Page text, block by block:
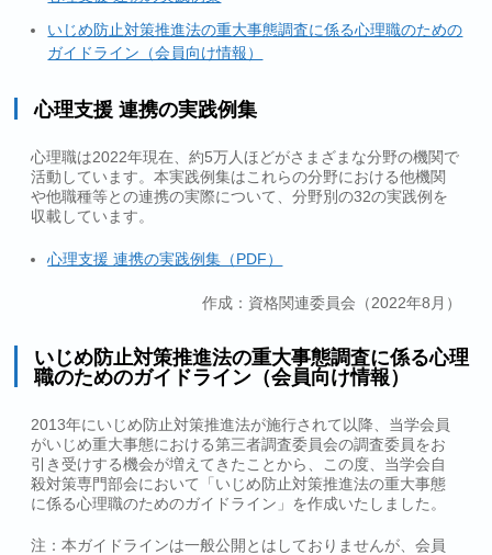
いじめ防止対策推進法の重大事態調査に係る心理職のための
ガイドライン（会員向け情報）
心理支援 連携の実践例集
心理職は2022年現在、約5万人ほどがさまざまな分野の機関で
活動しています。本実践例集はこれらの分野における他機関
や他職種等との連携の実際について、分野別の32の実践例を
収載しています。
心理支援 連携の実践例集（PDF）
作成：資格関連委員会（2022年8月）
いじめ防止対策推進法の重大事態調査に係る心理
職のためのガイドライン（会員向け情報）
2013年にいじめ防止対策推進法が施行されて以降、当学会員
がいじめ重大事態における第三者調査委員会の調査委員をお
引き受けする機会が増えてきたことから、この度、当学会自
殺対策専門部会において「いじめ防止対策推進法の重大事態
に係る心理職のためのガイドライン」を作成いたしました。
注：本ガイドラインは一般公開とはしておりませんが、会員